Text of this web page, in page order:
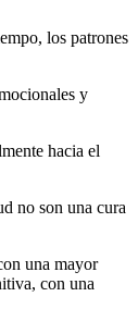
los patrones
y
hacia el
no son una cura
una mayor
con una